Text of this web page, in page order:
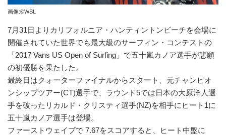
画像:©WSL
7月31日よりカリフォルニア・ハンティントンビーチを会場に
開催されていた世界でも最大級のサーフィン・コンテストの
「2017 Vans US Open of Surfing」で五十嵐カノア選手が悲願
の初優勝を果たした。
最終日はクォーターファイナルからスタート、元チャンピオ
ンシップツアー(CT)選手で、ラウンド5では日本の大原洋人選
手を破ったリカルド・クリスティ選手(NZ)を相手にヒート1に
五十嵐カノア選手は登場。
ファーストウェイブで 7.67をスコアすると、ヒート中盤に